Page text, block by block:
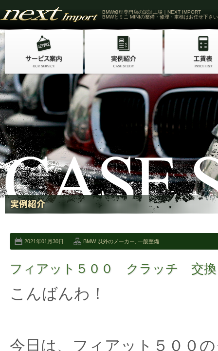
BMW修理専門店の認証工場｜NEXT IMPORT
BMWとミニ MINIの整備・修理・車検はお任せ下さい
2021年01月30日 BMW 以外のメーカー 一般整備
フィアット５００ クラッチ 交
こんばんわ！
今日は、フィアット５００